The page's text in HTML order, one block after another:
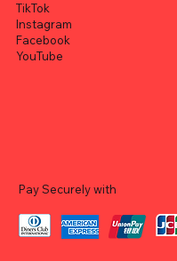
TikTok
Instagram
Facebook
YouTube
Pay Securely with